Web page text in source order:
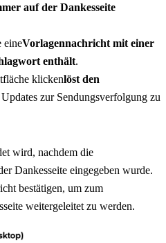
auf der Dankesseite
eineVorlagennachricht mit einer
enthält.
klickenlöst den
zur Sendungsverfolgung zu
wird, nachdem die
Dankesseite eingegeben wurde.
bestätigen, um zum
weitergeleitet zu werden.